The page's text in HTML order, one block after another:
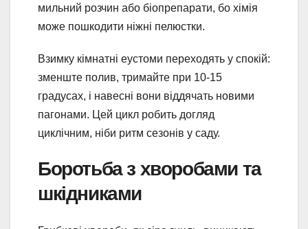
мильний розчин або біопрепарати, бо хімія
може пошкодити ніжні пелюстки.
Взимку кімнатні еустоми переходять у спокій:
зменште полив, тримайте при 10-15
градусах, і навесні вони віддячать новими
пагонами. Цей цикл робить догляд
циклічним, ніби ритм сезонів у саду.
Боротьба з хворобами та
шкідниками